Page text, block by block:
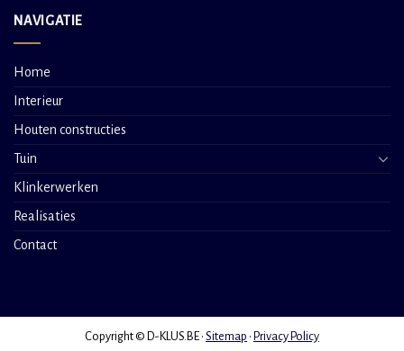
NAVIGATIE
Home
Interieur
Houten constructies
Tuin
Klinkerwerken
Realisaties
Contact
Copyright © D-KLUS.BE • Sitemap • Privacy Policy